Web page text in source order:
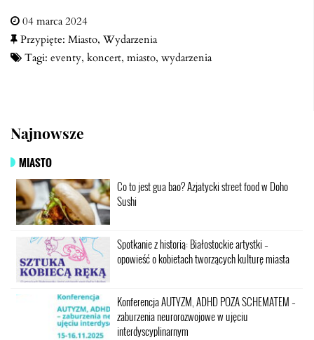
04 marca 2024
Przypięte: Miasto, Wydarzenia
Tagi: eventy, koncert, miasto, wydarzenia
Najnowsze
MIASTO
Co to jest gua bao? Azjatycki street food w Doho
Sushi
Spotkanie z historią: Białostockie artystki –
opowieść o kobietach tworzących kulturę miasta
Konferencja AUTYZM, ADHD POZA SCHEMATEM –
zaburzenia neurorozwojowe w ujęciu
interdyscyplinarnym